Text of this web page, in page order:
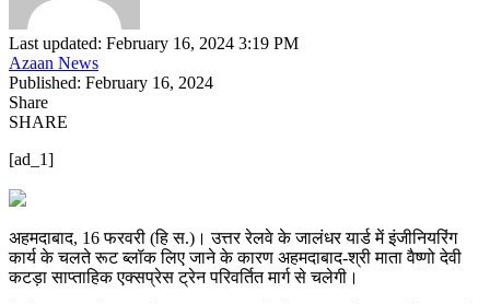
Last updated: February 16, 2024 3:19 PM
Azaan News
Published: February 16, 2024
Share
SHARE
[ad_1]
अहमदाबाद, 16 फरवरी (हि स.)। उत्तर रेलवे के जालंधर यार्ड में इंजीनियरिंग
कार्य के चलते रूट ब्लॉक लिए जाने के कारण अहमदाबाद-श्री माता वैष्णो देवी
कटड़ा साप्ताहिक एक्सप्रेस ट्रेन परिवर्तित मार्ग से चलेगी।